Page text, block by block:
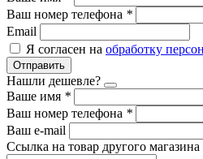
Ваш номер телефона *
Email
Я согласен на обработку
Отправить
Нашли дешевле?
Ваше имя *
Ваш номер телефона *
Ваш e-mail
Ссылка на товар другого магазина